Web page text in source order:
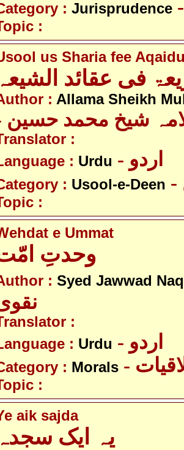
: Jurisprudence
:
us Sharia fee
فی عقائد الشیعہ
: Allama Sheikh
شیخ محمد حسین
:
: Urdu - اردو
: Usool-e-Deen
:
e Ummat
وحدتِ
: Syed Jawwad
:
: Urdu - اردو
: Morals
:
aik sajda
یہ ایک سجدہ